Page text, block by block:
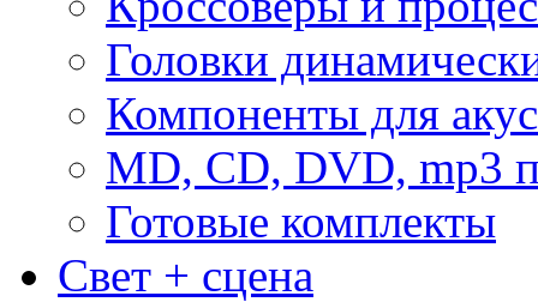
Головки
Компоненты для
MD, CD, DVD, mp3
Готовые комплекты
Свет + сцена